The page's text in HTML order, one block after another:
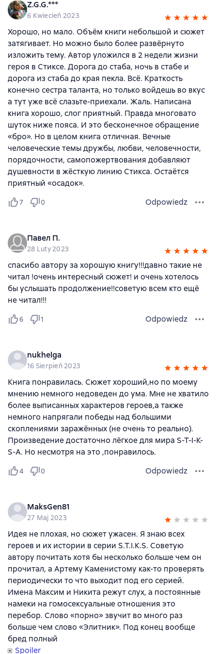
Z.G.G.***
6 Kwiecień 2023
Хорошо, но мало. Объём книги небольшой и сюжет
затягивает. Но можно было более развёрнуто
изложить тему. Автор уложился в 2 недели жизни
героя в Стиксе. Дорога до стаба, ночь в стабе и
дорога из стаба до края пекла. Всё. Краткость
конечно сестра таланта, но только войдешь во вкус
а тут уже всё слазьте-приехали. Жаль. Написана
книга хорошо, слог приятный. Правда многовато
шуток ниже пояса. И это бесконечное обращение
«бро». Но в целом книга отличная. Вечные
человеческие темы дружбы, любви, человечности,
порядочности, самопожертвования добавляют
душевности в жёсткую линию Стикса. Остаётся
приятный «осадок».
7 0 Odpowiedz
Павел П.
28 Luty 2023
спасибо автору за хорошую книгу!!!давно такие не
читал !очень интересный сюжет! и очень хотелось
бы услышать продолжение!!советую всем кто ещё
не читал!!!
6 1 Odpowiedz
nukhelga
16 Sierpień 2023
Книга понравилась. Сюжет хороший,но по моему
мнению немного недоведен до ума. Мне не хватило
более выписанных характеров героев,а также
немного напрягали победы над большими
скоплениями заражённых (не очень то реально).
Произведение достаточно лёгкое для мира S-T-I-K-
S-A. Но несмотря на это ,понравилось.
4 0 Odpowiedz
MaksGen81
27 Maj 2023
Идея не плохая, но сюжет ужасен. Я знаю всех
героев и их истории в серии S.T.I.K.S. Советую
автору почитать хотя бы несколько больше чем он
прочитал, а Артему Каменистому как-то проверять
периодически то что выходит под его серией.
Имена Максим и Никита режут слух, а постоянные
намеки на гомосексуальные отношения это
перебор. Слово «порно» звучит во много раз
больше чем слово «Элитник». Под конец вообще
бред полный
Spoiler